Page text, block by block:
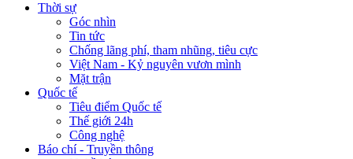
Thời sự
Góc nhìn
Tin tức
Chống lãng phí, tham nhũng, tiêu cực
Việt Nam - Kỷ nguyên vươn mình
Mặt trận
Quốc tế
Tiêu điểm Quốc tế
Thế giới 24h
Công nghệ
Báo chí - Truyền thông